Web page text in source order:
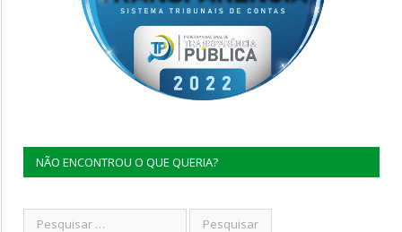
NÃO ENCONTROU O QUE QUERIA?